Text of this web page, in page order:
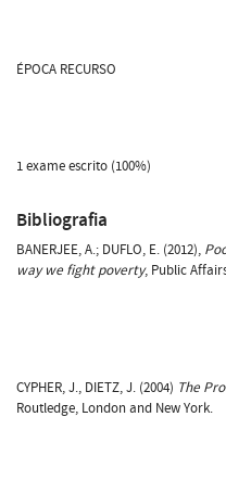
ÉPOCA RECURSO
1 exame escrito (100%)
Bibliografia
BANERJEE, A.; DUFLO, E. (2012),
way we fight poverty, Public
CYPHER, J., DIETZ, J. (2004) The
Routledge, London and New York.